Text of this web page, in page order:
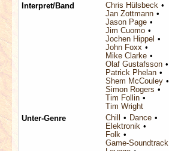
Interpret/Band
Chris Hülsbeck
Jan Zottmann
Jason Page
Jim Cuomo
Jochen Hippel
John Foxx
Mike Clarke
Olaf Gustafsson
Patrick Phelan
Shem McCouley
Simon Rogers
Tim Follin
Tim Wright
Unter-Genre
Chill
Dance
Elektronik
Folk
Game-Soundtrack